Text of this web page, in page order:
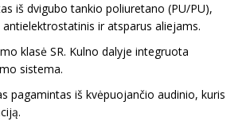
iš dvigubo tankio poliuretano (PU/PU),
ir atsparus aliejams.
klasė SR. Kulno dalyje integruota
sistema.
pagamintas iš kvėpuojančio audinio, kuris